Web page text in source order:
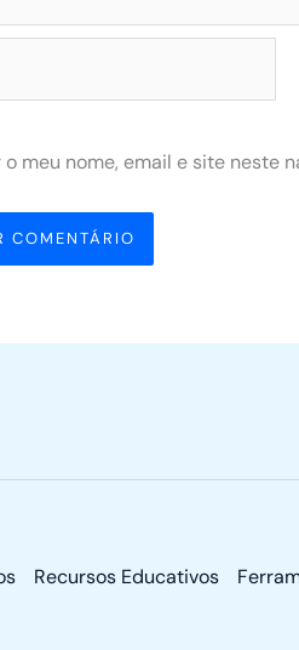
meu nome, email e site neste
Recursos Educativos